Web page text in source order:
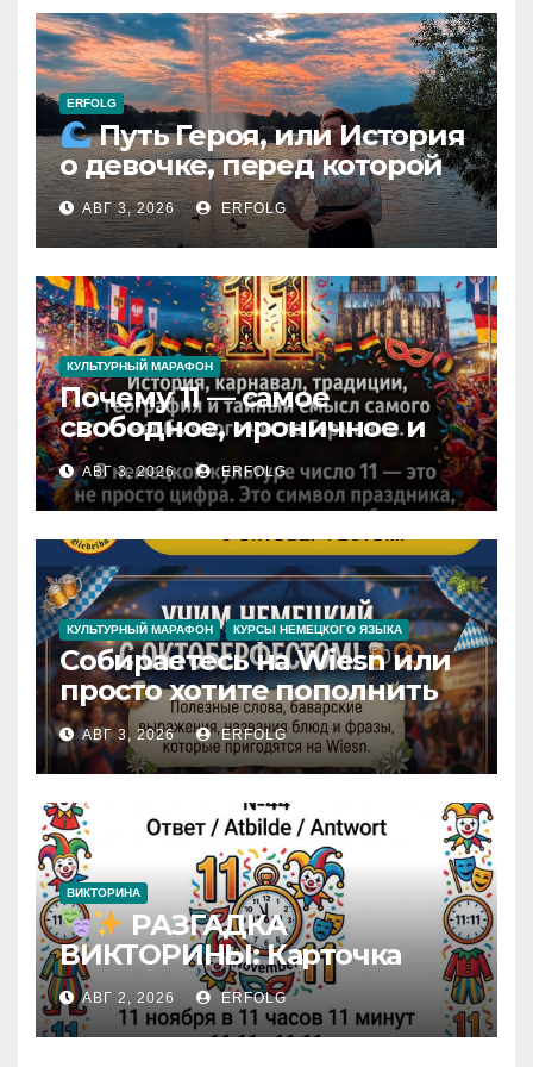
ERFOLG
Путь Героя, или История
о девочке, перед которой
расступился океан
(И почему это про каждую
из нас)
АВГ 3, 2026 ERFOLG
КУЛЬТУРНЫЙ МАРАФОН
Почему 11 — самое
свободное, ироничное и
любимое число в
немецкой культуре?
АВГ 3, 2026 ERFOLG
КУЛЬТУРНЫЙ МАРАФОН КУРСЫ НЕМЕЦКОГО ЯЗЫКА
Собираетесь на Wiesn или
просто хотите пополнить
словарный запас яркими
немецкими фразами? Учим
немецкий с
Октоберфестом!
АВГ 3, 2026 ERFOLG
ВИКТОРИНА
РАЗГАДКА
ВИКТОРИНЫ: Карточка
№44 / VIKTORĪNAS ATBILDE:
Karte Nr. 44 / QUIZ-
AUFLÖSUNG: Karte Nr. 44
АВГ 2, 2026 ERFOLG